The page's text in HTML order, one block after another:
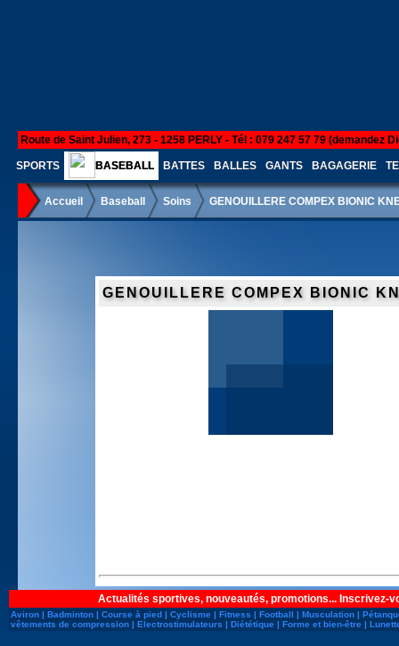
Route de Saint Julien, 273 - 1258 PERLY - Tél : 079 247 57 79 (demandez
SPORTS BASEBALL BATTES BALLES GANTS BAGAGERIE
Accueil Baseball Soins GENOUILLERE COMPEX BIONIC
GENOUILLERE COMPEX BIONIC
Actualités sportives, nouveautés, promotions... Inscrivez-
Aviron | Badminton | Course à pied | Cyclisme | Fitness | Football | Musculation |
vêtements de compression | Electrostimulateurs | Diététique | Forme et bien-être |